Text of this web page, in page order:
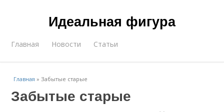
Идеальная фигура
Главная Новости Статьи
Главная »Забытые старые
Забытые старые